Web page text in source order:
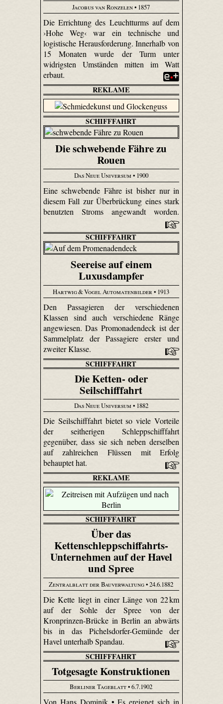
Jacobus van Ronzelen• 1857
Die Errichtung des Leuchtturms auf dem
›Hohe Weg‹ war ein technische und
logistische Herausforderung. Innerhalb von
15 Monaten wurde der Turm unter
widrigsten Umständen mitten im Watt
erbaut.
REKLAME
SCHIFFFAHRT
Die schwebende Fähre zu
Rouen
Das Neue Universum• 1900
Eine schwebende Fähre ist bisher nur in
diesem Fall zur Überbrückung eines stark
benutzten Stroms angewandt worden.
SCHIFFFAHRT
Seereise auf einem
Luxusdampfer
Hartwig & Vogel Automatenbilder• 1913
Den Passagieren der verschiedenen
Klassen sind auch verschiedene Ränge
angewiesen. Das Promonadendeck ist der
Sammelplatz der Passagiere erster und
zweiter Klasse.
SCHIFFFAHRT
Die Ketten- oder
Seilschifffahrt
Das Neue Universum • 1882
Die Seilschifffahrt bietet so viele Vorteile
der seitherigen Schleppschifffahrt
gegenüber, dass sie sich neben derselben
auf zahlreichen Flüssen mit Erfolg
behauptet hat.
REKLAME
SCHIFFFAHRT
Über das
Kettenschleppschiffahrts-
Unternehmen auf der Havel
und Spree
Zentralblatt der Bauverwaltung• 24.6.1882
Die Kette liegt in einer Länge von 22 km
auf der Sohle der Spree von der
Kronprinzen-Brücke in Berlin an abwärts
bis in das Pichelsdorfer-Gemünde der
Havel unterhalb Spandau.
SCHIFFFAHRT
Totgesagte Konstruktionen
Berliner Tageblatt• 6.7.1902
Von Hans Dominik • Es ereignet sich in